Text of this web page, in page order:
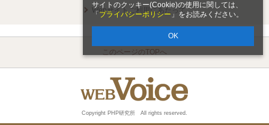
サイトのクッキー(Cookie)の使用に関しては、
「 プライバシーポリシー 」をお読みください。
OK
Webサイトご利用にあたって
このページのTOPへ
Copyright PHP研究所 All rights reserved.